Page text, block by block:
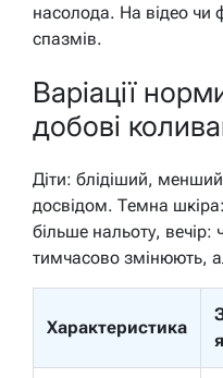
насолода. На відео чи
спазмів.
Варіації
добові
Діти: блідіший,
досвідом. Темна
більше нальоту, вечір:
тимчасово змінюють,
Характеристика